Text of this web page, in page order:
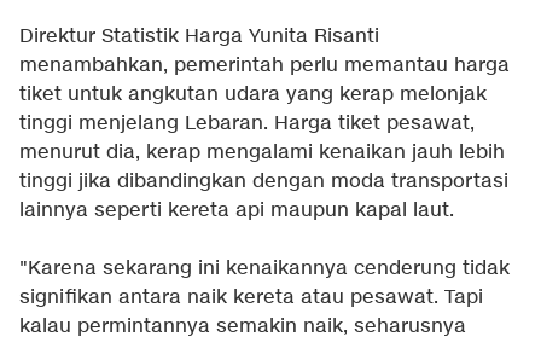
Direktur Statistik Harga Yunita Risanti
menambahkan, pemerintah perlu memantau harga
tiket untuk angkutan udara yang kerap melonjak
tinggi menjelang Lebaran. Harga tiket pesawat,
menurut dia, kerap mengalami kenaikan jauh lebih
tinggi jika dibandingkan dengan moda transportasi
lainnya seperti kereta api maupun kapal laut.
"Karena sekarang ini kenaikannya cenderung tidak
signifikan antara naik kereta atau pesawat. Tapi
kalau permintannya semakin naik, seharusnya